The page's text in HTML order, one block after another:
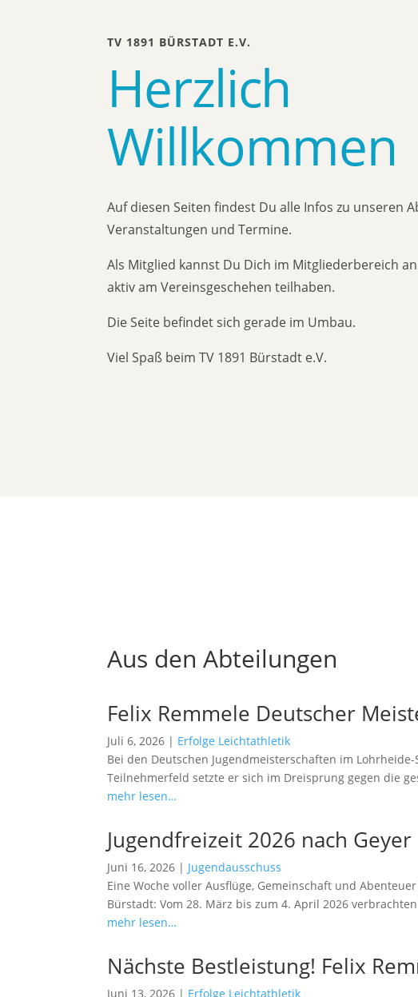
TV 1891 BÜRSTADT E.V.
Herzlich
Willkommen
Auf diesen Seiten findest Du alle Infos zu unseren
Veranstaltungen und Termine.
Als Mitglied kannst Du Dich im Mitgliederbereich
aktiv am Vereinsgeschehen teilhaben.
Die Seite befindet sich gerade im Umbau.
Viel Spaß beim TV 1891 Bürstadt e.V.
Aus den Abteilungen
Felix Remmele Deutscher
Juli 6, 2026 | Erfolge Leichtathletik
Bei den Deutschen Jugendmeisterschaften im
Teilnehmerfeld setzte er sich im Dreisprung gegen die
mehr lesen…
Jugendfreizeit 2026 nach Geyer
Juni 16, 2026 | Jugendausschuss
Eine Woche voller Ausflüge, Gemeinschaft und
Bürstadt: Vom 28. März bis zum 4. April 2026
mehr lesen…
Nächste Bestleistung! Felix
Juni 13, 2026 | Erfolge Leichtathletik